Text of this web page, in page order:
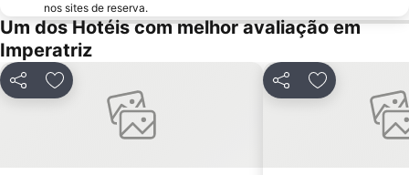
nos sites de reserva.
Um dos Hotéis com melhor avaliação em
Imperatriz
PartilharAdicionar aos favoritos PartilharAdicionar